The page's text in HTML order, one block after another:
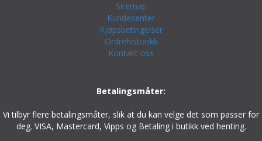
Sitemap
Kundesenter
Kjøpsbetingelser
Ordrehistorikk
Kontakt oss
Betalingsmåter:
Vi tilbyr flere betalingsmåter, slik at du kan velge det som passer for
deg. VISA, Mastercard, Vipps og Betaling i butikk ved henting.